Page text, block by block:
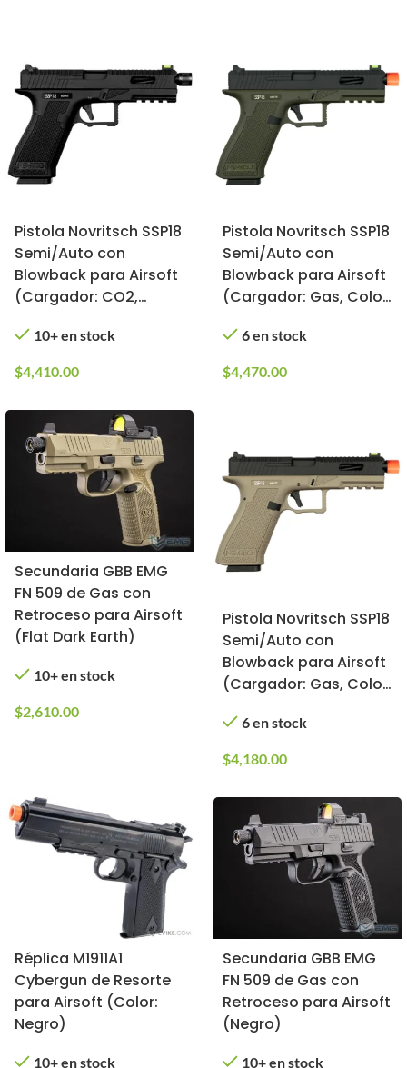
Pistola Novritsch SSP18
Semi/Auto con
Blowback para Airsoft
(Cargador: CO2,
10+ en stock
$4,410.00
Pistola Novritsch SSP18
Semi/Auto con
Blowback para Airsoft
(Cargador: Gas, Color:
6 en stock
$4,470.00
Secundaria GBB EMG
FN 509 de Gas con
Retroceso para Airsoft
(Flat Dark Earth)
10+ en stock
$2,610.00
Pistola Novritsch SSP18
Semi/Auto con
Blowback para Airsoft
(Cargador: Gas, Color:
6 en stock
$4,180.00
Réplica M1911A1
Cybergun de Resorte
para Airsoft (Color:
Negro)
10+ en stock
Secundaria GBB EMG
FN 509 de Gas con
Retroceso para Airsoft
(Negro)
10+ en stock